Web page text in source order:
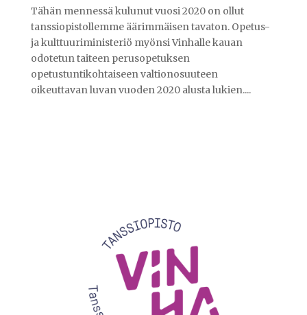
Tähän mennessä kulunut vuosi 2020 on ollut
tanssiopistollemme äärimmäisen tavaton. Opetus-
ja kulttuuriministeriö myönsi Vinhalle kauan
odotetun taiteen perusopetuksen
opetustuntikohtaiseen valtionosuuteen
oikeuttavan luvan vuoden 2020 alusta lukien....